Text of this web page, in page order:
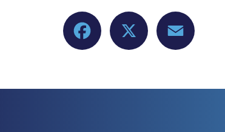
Facebook